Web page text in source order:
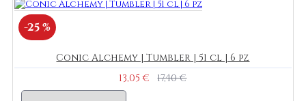
-25 %
Conic Alchemy | Tumbler | 51 cl | 6 pz
13,05 €
17,40 €